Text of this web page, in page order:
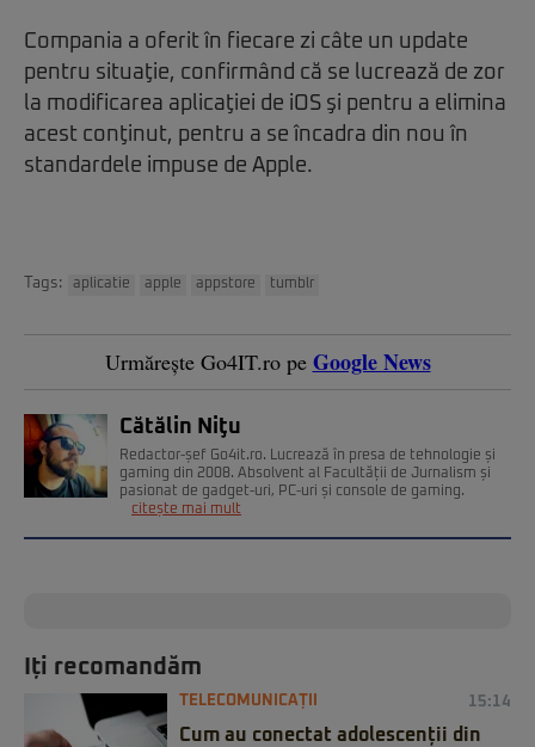
Compania a oferit în fiecare zi câte un update
pentru situaţie, confirmând că se lucrează de zor
la modificarea aplicaţiei de iOS şi pentru a elimina
acest conţinut, pentru a se încadra din nou în
standardele impuse de Apple.
Tags: aplicatie apple appstore tumblr
Urmărește Go4IT.ro pe Google News
Cătălin Niţu
Redactor-șef Go4it.ro. Lucrează în presa de tehnologie și
gaming din 2008. Absolvent al Facultății de Jurnalism și
pasionat de gadget-uri, PC-uri și console de gaming.
citește mai mult
Iți recomandăm
TELECOMUNICAȚII 15:14
Cum au conectat adolescenții din